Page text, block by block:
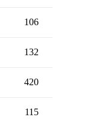
106
132
420
115